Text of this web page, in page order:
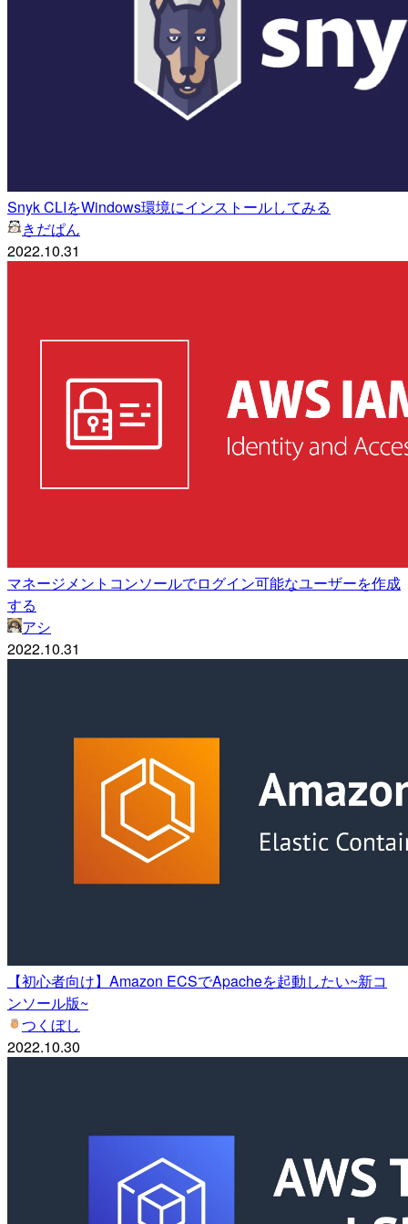
Snyk CLIをWindows環境にインストールしてみる
きだぱん
2022.10.31
マネージメントコンソールでログイン可能なユーザーを作成
する
アシ
2022.10.31
【初心者向け】Amazon ECSでApacheを起動したい~新コ
ンソール版~
つくぼし
2022.10.30